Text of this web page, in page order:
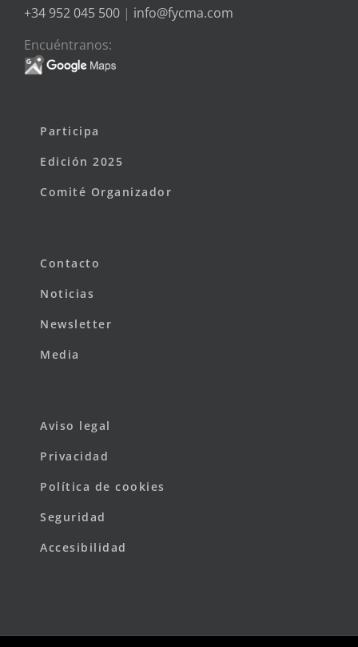
+34 952 045 500 | info@fycma.com
Encuéntranos:
Participa
Edición 2025
Comité Organizador
Contacto
Noticias
Newsletter
Media
Aviso legal
Privacidad
Política de cookies
Seguridad
Accesibilidad